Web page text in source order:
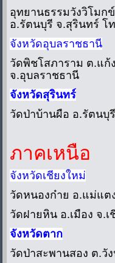
อุทยานธรรมวังวิโมก
อ.รัตนบุรี จ.สุรินทร์
จังหวัดอุบลราชธานี
วัดพิชโสภาราม ต.แก้
จ.อุบลราชธานี
จังหวัดสุรินทร์
วัดป่าบ้านผือ อ.รัตนบุ
ภาคเหนือ
จังหวัดเชียงใหม่
วัดหนองก๋าย อ.แม่แต
วัดฝายหิน อ.เมือง จ.เ
จังหวัดตาก
วัดป่าสะพานสอง ต.วั